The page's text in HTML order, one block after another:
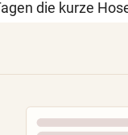
die kurze